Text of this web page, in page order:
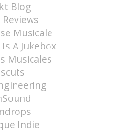
Blog
Musicale
A Jukebox
Musicales
Indie